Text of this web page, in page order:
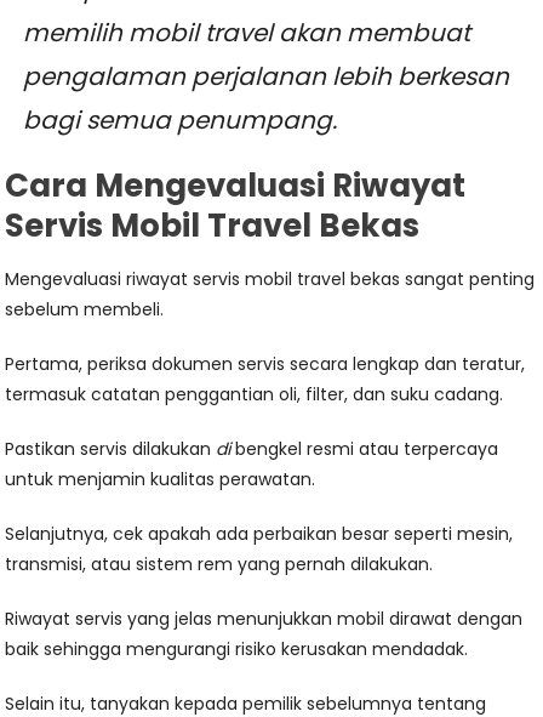
memilih mobil travel akan membuat
pengalaman perjalanan lebih berkesan
bagi semua penumpang.
Cara Mengevaluasi Riwayat
Servis Mobil Travel Bekas
Mengevaluasi riwayat servis mobil travel bekas sangat penting
sebelum membeli.
Pertama, periksa dokumen servis secara lengkap dan teratur,
termasuk catatan penggantian oli, filter, dan suku cadang.
Pastikan servis dilakukan dibengkel resmi atau terpercaya
untuk menjamin kualitas perawatan.
Selanjutnya, cek apakah ada perbaikan besar seperti mesin,
transmisi, atau sistem rem yang pernah dilakukan.
Riwayat servis yang jelas menunjukkan mobil dirawat dengan
baik sehingga mengurangi risiko kerusakan mendadak.
Selain itu, tanyakan kepada pemilik sebelumnya tentang